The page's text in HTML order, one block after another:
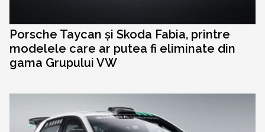
Porsche Taycan și Skoda Fabia, printre
modelele care ar putea fi eliminate din
gama Grupului VW